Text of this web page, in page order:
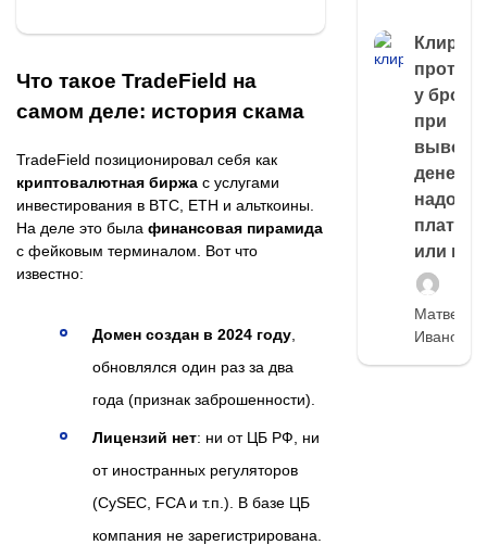
Что такое TradeField на
самом деле: история скама
TradeField позиционировал себя как
криптовалютная биржа с услугами
инвестирования в BTC, ETH и альткоины.
На деле это была финансовая пирамида
с фейковым терминалом. Вот что
известно:
Домен создан в 2024 году
обновлялся один раз за два
года (признак заброшенности).
Лицензий нет: ни от ЦБ РФ, ни
от иностранных регуляторов
(CySEC, FCA и т.п.). В базе ЦБ
компания не зарегистрирована.
Клиринг
у
при
выводе
денег,
надо
платить
или
Матвей
Иванов